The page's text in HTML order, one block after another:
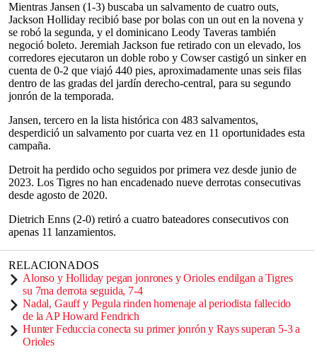
Mientras Jansen (1-3) buscaba un salvamento de cuatro outs,
Jackson Holliday recibió base por bolas con un out en la novena y
se robó la segunda, y el dominicano Leody Taveras también
negoció boleto. Jeremiah Jackson fue retirado con un elevado, los
corredores ejecutaron un doble robo y Cowser castigó un sinker en
cuenta de 0-2 que viajó 440 pies, aproximadamente unas seis filas
dentro de las gradas del jardín derecho-central, para su segundo
jonrón de la temporada.
Jansen, tercero en la lista histórica con 483 salvamentos,
desperdició un salvamento por cuarta vez en 11 oportunidades esta
campaña.
Detroit ha perdido ocho seguidos por primera vez desde junio de
2023. Los Tigres no han encadenado nueve derrotas consecutivas
desde agosto de 2020.
Dietrich Enns (2-0) retiró a cuatro bateadores consecutivos con
apenas 11 lanzamientos.
RELACIONADOS
Alonso y Holliday pegan jonrones y Orioles endilgan a Tigres
su 7ma derrota seguida, 7-4
Nadal, Gauff y Pegula rinden homenaje al periodista fallecido
de la AP Howard Fendrich
Hunter Feduccia conecta su primer jonrón y Rays superan 5-3 a
Orioles